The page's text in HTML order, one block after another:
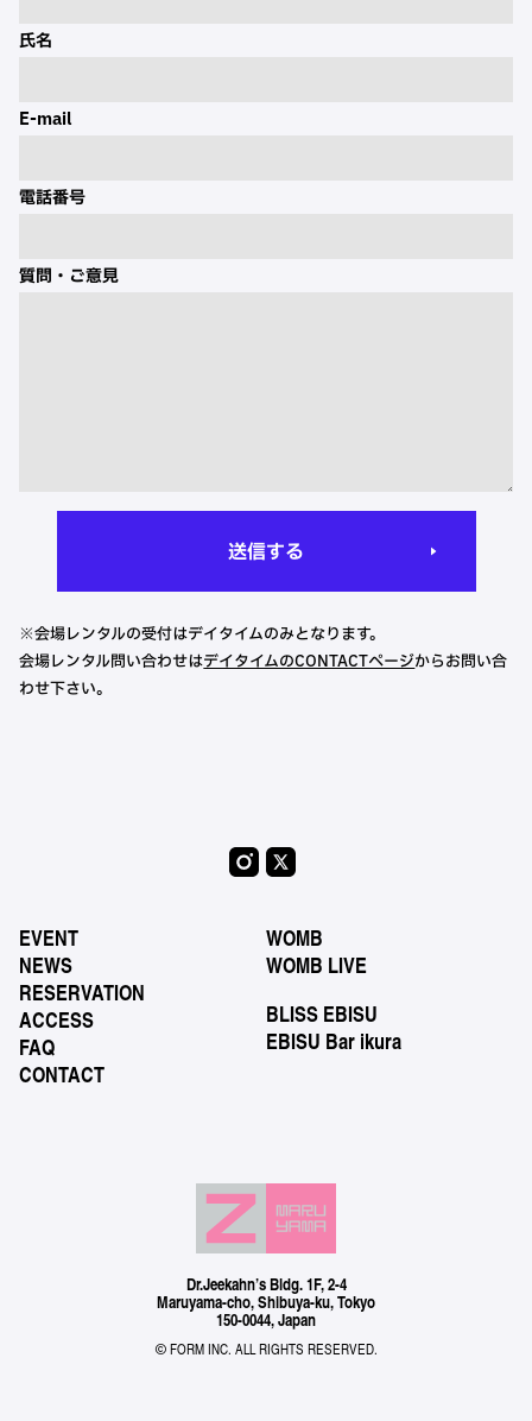
氏名
E-mail
電話番号
質問・ご意見
送信する
※会場レンタルの受付はデイタイムのみとなります。
会場レンタル問い合わせはデイタイムのCONTACTページからお問い合
わせ下さい。
EVENT
NEWS
RESERVATION
ACCESS
FAQ
CONTACT
WOMB
WOMB LIVE
BLISS EBISU
EBISU Bar ikura
Dr.Jeekahn’s Bldg. 1F, 2-4
Maruyama-cho, Shibuya-ku, Tokyo
150-0044, Japan
© FORM INC. ALL RIGHTS RESERVED.